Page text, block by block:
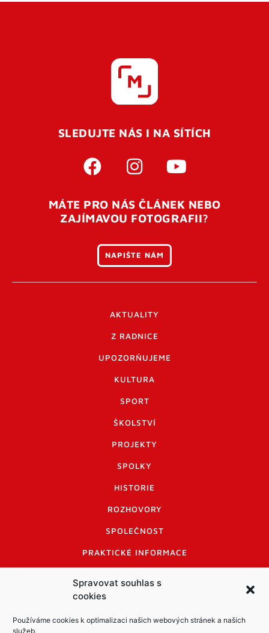
Spravovat souhlas s
cookies
Používáme cookies k optimalizaci našich webových stránek a našich
služeb.
Pro úspěšné dokončení registrace je potřeba
vaší e-mailovouadresu. Po úspěšném odeslání
otevření tohoto odkazu se váš účet ověří a můžete se
přihlásit. Nezapomeňte zkontrolovat složku SPAM ve
SLEDUJTE NÁS I NA SÍTÍCH
MÁTE PRO NÁS ČLÁNEK NEBO
ZAJÍMAVOU FOTOGRAFII?
NAPIŠTE NÁM
AKTUALITY
Z RADNICE
UPOZORŇUJEME
KULTURA
SPORT
ŠKOLSTVÍ
PROJEKTY
SPOLKY
HISTORIE
ROZHOVORY
SPOLEČNOST
PRAKTICKÉ INFORMACE
INFORMACE A KODEX DISKUTUJÍCÍCH
LOGO A LOGO MANUÁL